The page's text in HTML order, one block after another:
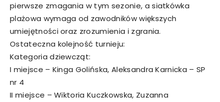
pierwsze zmagania w tym sezonie, a siatkówka
plażowa wymaga od zawodników większych
umiejętności oraz zrozumienia i zgrania.
Ostateczna kolejność turnieju:
Kategoria dziewcząt:
I miejsce – Kinga Golińska, Aleksandra Karnicka – SP
nr 4
II miejsce – Wiktoria Kuczkowska, Zuzanna